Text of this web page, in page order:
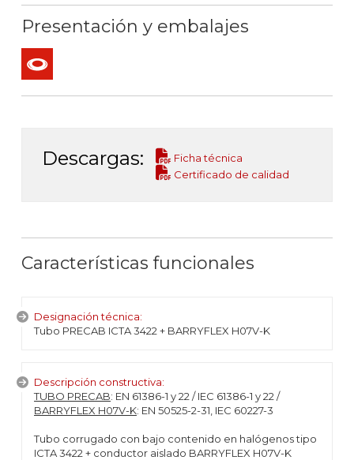
Presentación y embalajes
Descargas:
Ficha técnica
Certificado de calidad
Características funcionales
Designación técnica:
Tubo PRECAB ICTA 3422 + BARRYFLEX H07V-K
Descripción constructiva:
TUBO PRECAB: EN 61386-1 y 22 / IEC 61386-1 y 22 /
BARRYFLEX H07V-K: EN 50525-2-31, IEC 60227-3
Tubo corrugado con bajo contenido en halógenos tipo
ICTA 3422 + conductor aislado BARRYFLEX H07V-K